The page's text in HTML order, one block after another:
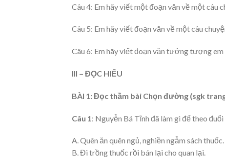
Câu 4: Em hãy viết một đoạn văn về một câu
Câu 5: Em hãy viết đoạn văn về một câu
Câu 6: Em hãy viết đoạn văn tưởng tượng
III – ĐỌC HIỂU
BÀI 1: Đọc thầm bài Chọn đường (sgk
Câu 1 : Nguyễn Bá Tĩnh đã làm gì để theo đuổi
A. Quên ăn quên ngủ, nghiền ngẫm sách thuốc.
B. Đi trồng thuốc rồi bán lại cho quan lại.